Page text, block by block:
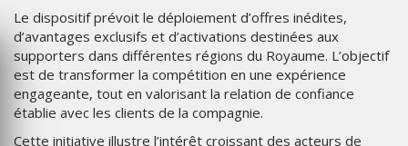
Le dispositif prévoit le déploiement d’offres inédites,
d’avantages exclusifs et d’activations destinées aux
supporters dans différentes régions du Royaume. L’objectif
est de transformer la compétition en une expérience
engageante, tout en valorisant la relation de confiance
établie avec les clients de la compagnie.
Cette initiative illustre l’intérêt croissant des acteurs de